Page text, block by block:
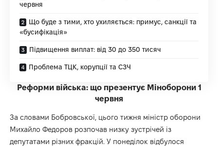
червня
Що буде з тими, хто ухиляється: примус, санкції та
«бусифікація»
Підвищення виплат: від 30 до 350 тисяч
Проблема ТЦК, корупції та СЗЧ
Реформи війська: що презентує Міноборони 1
червня
За словами Бобровської, цього тижня міністр оборони
Михайло Федоров розпочав низку зустрічей із
депутатами різних фракцій. У понеділок відбулося